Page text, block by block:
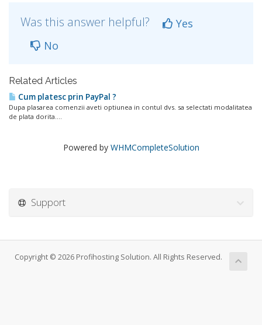
Was this answer helpful?
Yes
No
Related Articles
Cum platesc prin PayPal ?
Dupa plasarea comenzii aveti optiunea in contul dvs. sa selectati modalitatea
de plata dorita....
Powered by WHMCompleteSolution
Support
Copyright © 2026 Profihosting Solution. All Rights Reserved.